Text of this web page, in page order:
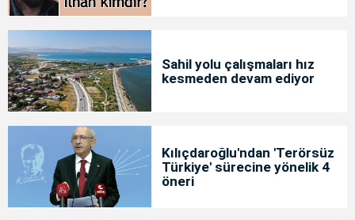
Sahil yolu çalışmaları hız
kesmeden devam ediyor
Kılıçdaroğlu'ndan 'Terörsüz
Türkiye' sürecine yönelik 4
öneri